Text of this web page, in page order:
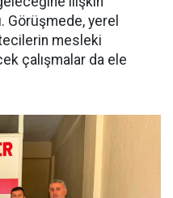
yerel
mesleki
çalışmalar da ele